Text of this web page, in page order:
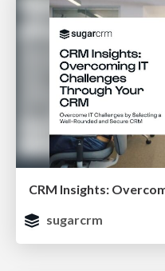
sugarcrm